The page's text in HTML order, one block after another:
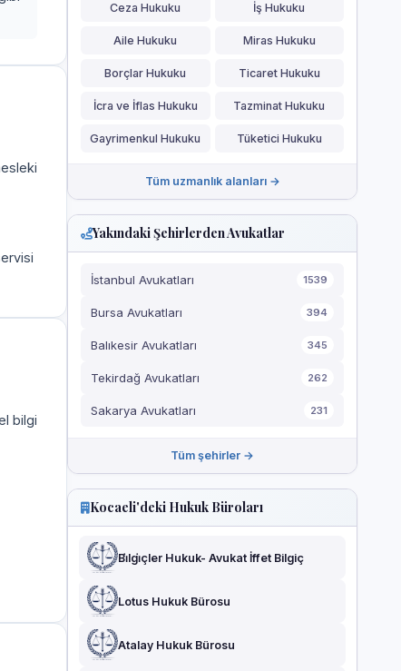
bilgi
Ceza Hukuku İş Hukuku
Aile Hukuku Miras Hukuku
Borçlar Hukuku Ticaret Hukuku
İcra ve İflas Hukuku Tazminat Hukuku
Gayrimenkul Hukuku Tüketici Hukuku
Tüm uzmanlık alanları →
Yakındaki Şehirlerden Avukatlar
İstanbul Avukatları 1539
Bursa Avukatları 394
Balıkesir Avukatları 345
Tekirdağ Avukatları 262
Sakarya Avukatları 231
Tüm şehirler →
Kocaeli'deki Hukuk Büroları
Bi̇lgi̇çler Hukuk- Avukat İffet Bilgiç
Lotus Hukuk Bürosu
Atalay Hukuk Bürosu